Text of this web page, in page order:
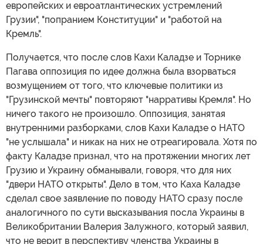
европейских и евроатлантических устремлений
Грузии", "попранием Конституции" и "работой на
Кремль".
Получается, что после слов Кахи Каладзе и Торнике
Пагава оппозиция по идее должна была взорваться
возмущением от того, что ключевые политики из
"Грузинской мечты" повторяют "нарративы Кремля". Но
ничего такого не произошло. Оппозиция, занятая
внутренними разборками, слов Кахи Каладзе о НАТО
"не услышала" и никак на них не отреагировала. Хотя по
факту Каладзе признал, что на протяжении многих лет
Грузию и Украину обманывали, говоря, что для них
"двери НАТО открыты". Дело в том, что Каха Каладзе
сделал свое заявление по поводу НАТО сразу после
аналогичного по сути высказывания посла Украины в
Великобритании Валерия Залужного, который заявил,
что не верит в перспективу членства Украины в